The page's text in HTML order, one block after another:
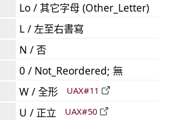
Lo / 其它字母 (Other_Letter)
L / 左至右書寫
N / 否
0 / Not_Reordered; 無
W / 全形 UAX#11
U / 正立 UAX#50